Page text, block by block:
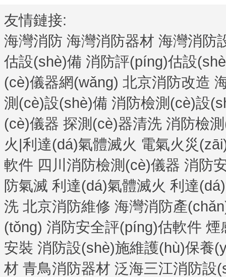
友情鏈接:
海灣消防 海灣消防器材 海灣消防
估設(shè)備 消防評(píng)估設
(cè)儀器網(wǎng) 北京消防改造
測(cè)設(shè)備 消防檢測(cè)設
(cè)儀器 探測(cè)器清洗 消防檢
火|利達(dá)氣體滅火 電氣火災
軟件 四川消防檢測(cè)儀器 消防
防氣滅 利達(dá)氣體滅火 利達
洗 北京消防維修 海灣消防產
(tǒng) 消防安全評(píng)估軟件 煙
安裝 消防設(shè)施維護(hù)保養
材 青鳥消防器材 泛海三江消防設